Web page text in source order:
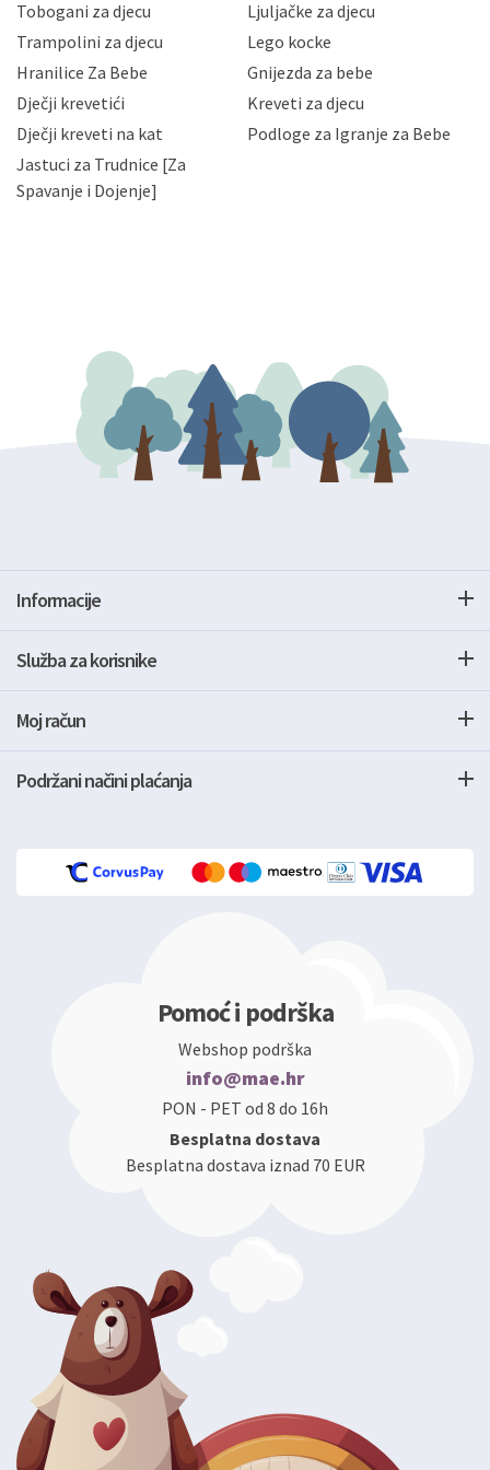
priopćavanje osobnih podataka samo onim svojim
zaposlenicima kojima su isti potrebni radi provedbe
slučajevima koji su dozvoljeni zakonima. Napominjemo
da možete u svako doba, u potpunosti ili djelomice,
zatražiti prestanak aktivnosti obrade Vaših osobnih
podataka. Opoziv privole možete podnijeti poštom na
gore navedenu adresu ili e-mailom na adresu:
Tobogani za djecu
Ljuljačke za djecu
Trampolini za djecu
Lego kocke
Hranilice Za Bebe
Gnijezda za bebe
Dječji krevetići
Kreveti za djecu
Dječji kreveti na kat
Podloge za Igranje za Bebe
Jastuci za Trudnice [Za
Spavanje i Dojenje]
Informacije
Služba za korisnike
Moj račun
Podržani načini plaćanja
Pomoć i podrška
Webshop podrška
info@mae.hr
PON - PET od 8 do 16h
Besplatna dostava
Besplatna dostava iznad 70 EUR